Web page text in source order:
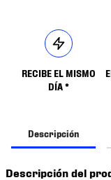
RECIBE EL MISMO
DÍA *
Descripción
Descripción del